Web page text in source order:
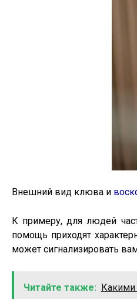
Внешний вид клюва и
К примеру, для людей
помощь приходят
может сигнализировать
Читайте также: